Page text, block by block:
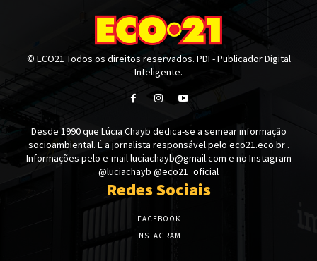
© ECO21 Todos os direitos reservados. PDI - Publicador Digital
Inteligente.
Desde 1990 que Lúcia Chayb dedica-se a semear informação
socioambiental. É a jornalista responsável pelo eco21.eco.br .
Informações pelo e-mail luciachayb@gmail.com e no Instagram
@luciachayb @eco21_oficial
Redes Sociais
FACEBOOK
INSTAGRAM